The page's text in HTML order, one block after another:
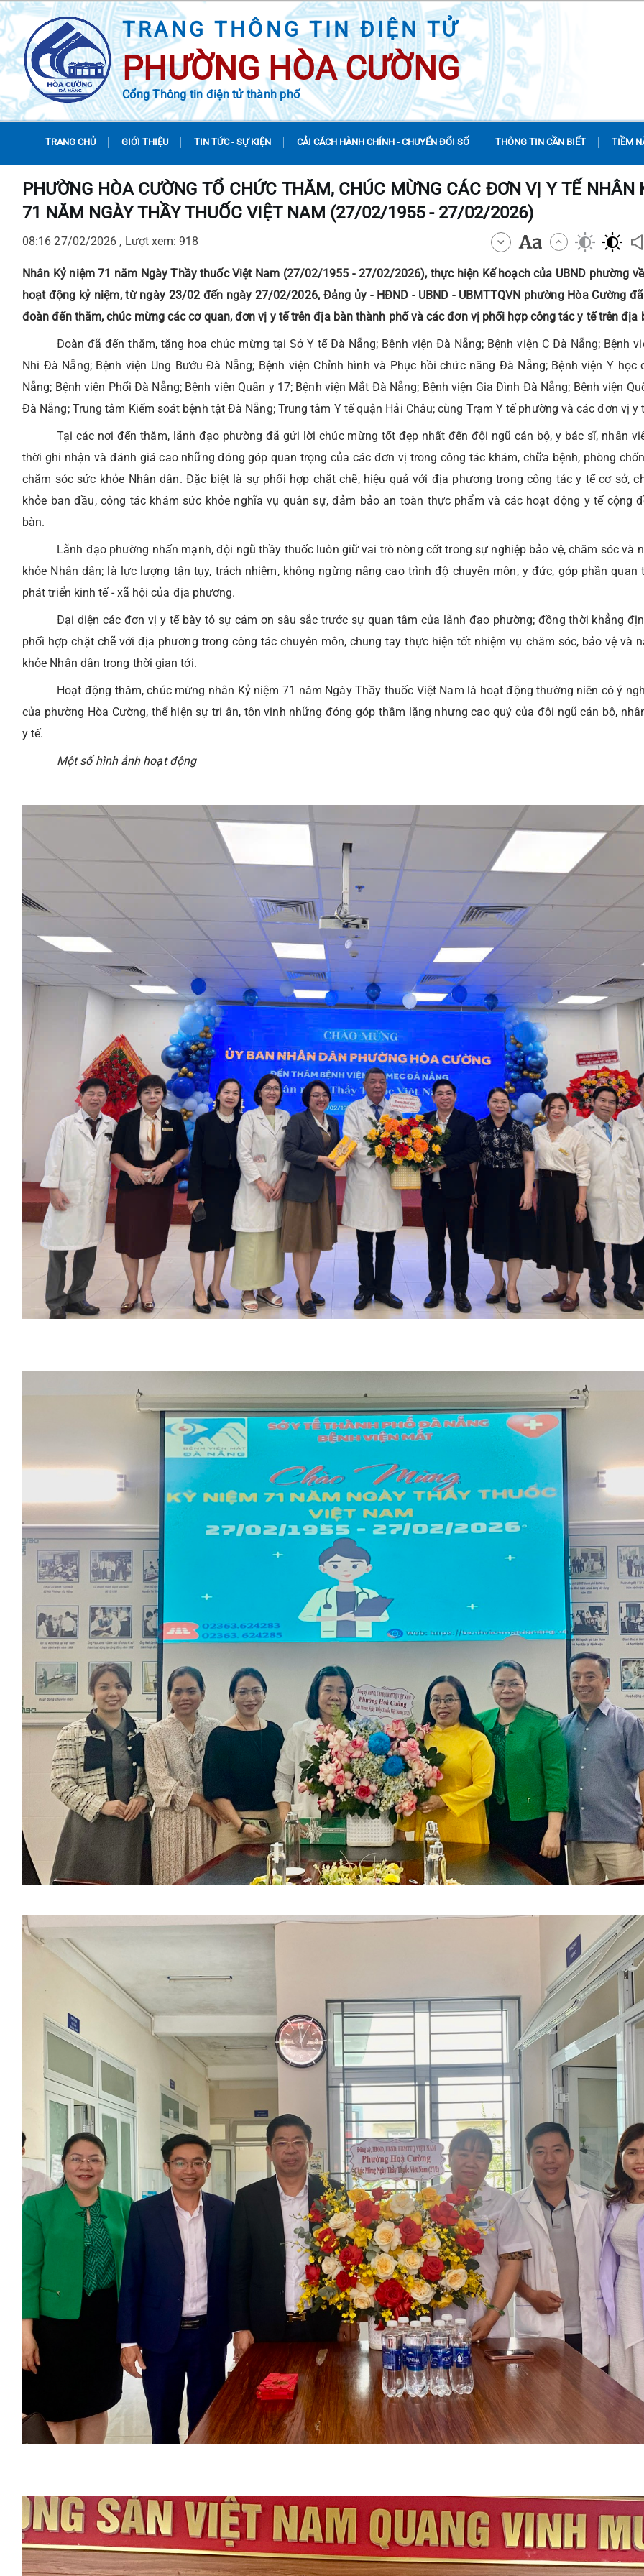
TRANG THÔNG TIN ĐIỆN TỬ
PHƯỜNG HÒA CƯỜNG
Cổng Thông tin điện tử thành phố
TRANG CHỦ GIỚI THIỆU TIN TỨC - SỰ KIỆN CẢI CÁCH HÀNH CHÍNH - CHUYỂN ĐỔI SỐ THÔNG TIN CẦN BIẾT TIỀM
PHƯỜNG HÒA CƯỜNG TỔ CHỨC THĂM, CHÚC MỪNG CÁC ĐƠN VỊ Y TẾ NHÂN
71 NĂM NGÀY THẦY THUỐC VIỆT NAM (27/02/1955 - 27/02/2026)
08:16 27/02/2026 , Lượt xem: 918
Nhân Kỷ niệm 71 năm Ngày Thầy thuốc Việt Nam (27/02/1955 - 27/02/2026), thực hiện Kế hoạch của UBND phường
hoạt động kỷ niệm, từ ngày 23/02 đến ngày 27/02/2026, Đảng ủy - HĐND - UBND - UBMTTQVN phường Hòa Cường
đoàn đến thăm, chúc mừng các cơ quan, đơn vị y tế trên địa bàn thành phố và các đơn vị phối hợp công tác y tế trên địa
Đoàn đã đến thăm, tặng hoa chúc mừng tại Sở Y tế Đà Nẵng; Bệnh viện Đà Nẵng; Bệnh viện C Đà Nẵng; Bệnh
Nhi Đà Nẵng; Bệnh viện Ung Bướu Đà Nẵng; Bệnh viện Chỉnh hình và Phục hồi chức năng Đà Nẵng; Bệnh viện Y học
Nẵng; Bệnh viện Phổi Đà Nẵng; Bệnh viện Quân y 17; Bệnh viện Mắt Đà Nẵng; Bệnh viện Gia Đình Đà Nẵng; Bệnh viện
Đà Nẵng; Trung tâm Kiểm soát bệnh tật Đà Nẵng; Trung tâm Y tế quận Hải Châu; cùng Trạm Y tế phường và các đơn vị y
Tại các nơi đến thăm, lãnh đạo phường đã gửi lời chúc mừng tốt đẹp nhất đến đội ngũ cán bộ, y bác sĩ, nhân
thời ghi nhận và đánh giá cao những đóng góp quan trọng của các đơn vị trong công tác khám, chữa bệnh, phòng
chăm sóc sức khỏe Nhân dân. Đặc biệt là sự phối hợp chặt chẽ, hiệu quả với địa phương trong công tác y tế cơ sở,
khỏe ban đầu, công tác khám sức khỏe nghĩa vụ quân sự, đảm bảo an toàn thực phẩm và các hoạt động y tế cộng
bàn.
Lãnh đạo phường nhấn mạnh, đội ngũ thầy thuốc luôn giữ vai trò nòng cốt trong sự nghiệp bảo vệ, chăm sóc và
khỏe Nhân dân; là lực lượng tận tụy, trách nhiệm, không ngừng nâng cao trình độ chuyên môn, y đức, góp phần quan
phát triển kinh tế - xã hội của địa phương.
Đại diện các đơn vị y tế bày tỏ sự cảm ơn sâu sắc trước sự quan tâm của lãnh đạo phường; đồng thời khẳng
phối hợp chặt chẽ với địa phương trong công tác chuyên môn, chung tay thực hiện tốt nhiệm vụ chăm sóc, bảo vệ và
khỏe Nhân dân trong thời gian tới.
Hoạt động thăm, chúc mừng nhân Kỷ niệm 71 năm Ngày Thầy thuốc Việt Nam là hoạt động thường niên có ý
của phường Hòa Cường, thể hiện sự tri ân, tôn vinh những đóng góp thầm lặng nhưng cao quý của đội ngũ cán bộ,
y tế.
Một số hình ảnh hoạt động